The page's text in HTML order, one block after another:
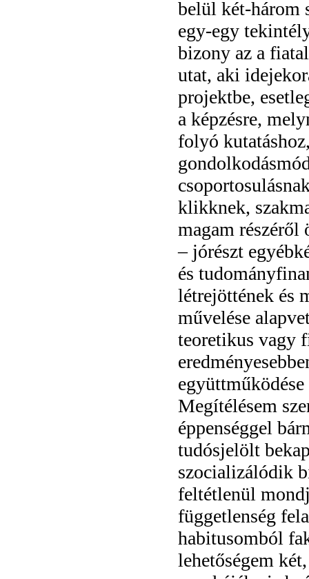
belül két-három
egy-egy
bizony az a
utat, aki
projektbe,
a képzésre,
folyó
klikknek,
magam részéről
– jórészt
és
létrejöttének és
művelése
teoretikus vagy
Megítélésem
éppenséggel
tudósjelölt
szocializálódik
feltétlenül
függetlenség
habitusomból
lehetőségem